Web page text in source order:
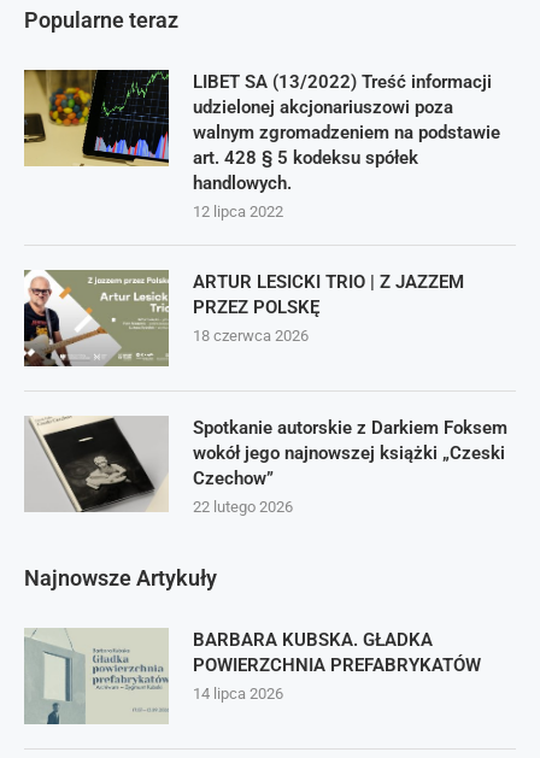
Popularne teraz
LIBET SA (13/2022) Treść informacji
udzielonej akcjonariuszowi poza
walnym zgromadzeniem na podstawie
art. 428 § 5 kodeksu spółek
handlowych.
12 lipca 2022
ARTUR LESICKI TRIO | Z JAZZEM
PRZEZ POLSKĘ
18 czerwca 2026
Spotkanie autorskie z Darkiem Foksem
wokół jego najnowszej książki „Czeski
Czechow”
22 lutego 2026
Najnowsze Artykuły
BARBARA KUBSKA. GŁADKA
POWIERZCHNIA PREFABRYKATÓW
14 lipca 2026